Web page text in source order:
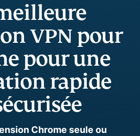
VPN pour
pour une
rapide
Chrome seule ou